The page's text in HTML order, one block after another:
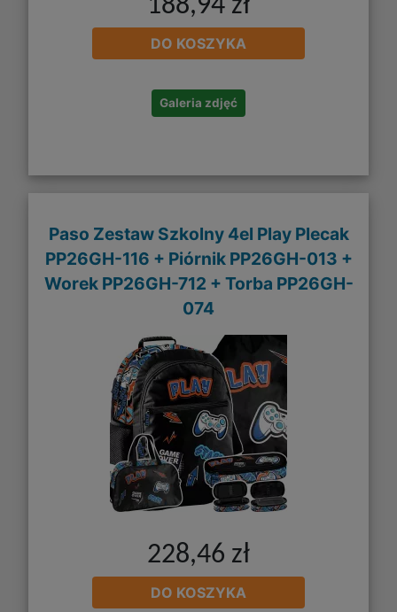
188,94 zł
DO KOSZYKA
Galeria zdjęć
Paso Zestaw Szkolny 4el Play Plecak
PP26GH-116 + Piórnik PP26GH-013 +
Worek PP26GH-712 + Torba PP26GH-
074
228,46 zł
DO KOSZYKA